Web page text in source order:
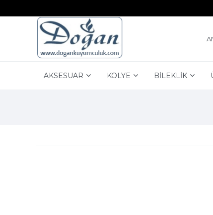
AKSESUAR KOLYE BİLEKLİK